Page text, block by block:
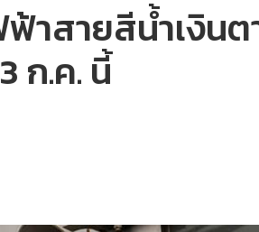
าสายสีน้ำเงิน
ก.ค. นี้